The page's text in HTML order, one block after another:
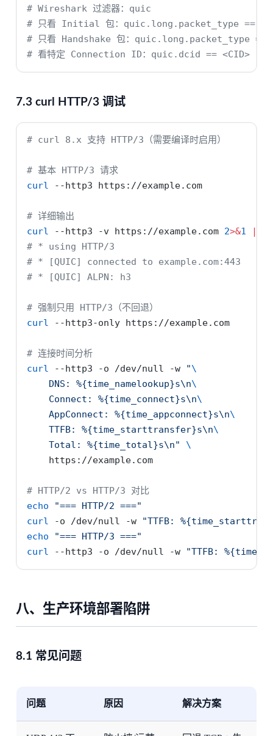
# Wireshark 过滤器：quic
# 只看 Initial 包：quic.long.packet_type == 0
# 只看 Handshake 包：quic.long.packet_type ==
# 看特定 Connection ID：quic.dcid == <CID>
7.3 curl HTTP/3 调试
# curl 8.x 支持 HTTP/3（需要编译时启用）
# 基本 HTTP/3 请求
curl
--http3 https://example.com
# 详细输出
curl
--http3 -v https://example.com 2>&1
# * using HTTP/3
# * [QUIC] connected to example.com:443
# * [QUIC] ALPN: h3
# 强制只用 HTTP/3（不回退）
curl
--http3-only https://example.com
# 连接时间分析
curl
--http3 -o /dev/null -w "\
    DNS: %{time_namelookup}s\n
\
    Connect: %{time_connect}s\n
\
    AppConnect: %{time_appconnect}s\n
\
    TTFB: %{time_starttransfer}s\n
\
    Total: %{time_total}s\n"
\
    https://example.com
# HTTP/2 vs HTTP/3 对比
echo
"=== HTTP/2 ==="
curl
-o /dev/null -w
"TTFB:
echo
"=== HTTP/3 ==="
curl
--http3 -o /dev/null -w "TTFB:
八、生产环境部署陷阱
8.1 常见问题
问题 原因 解决方案